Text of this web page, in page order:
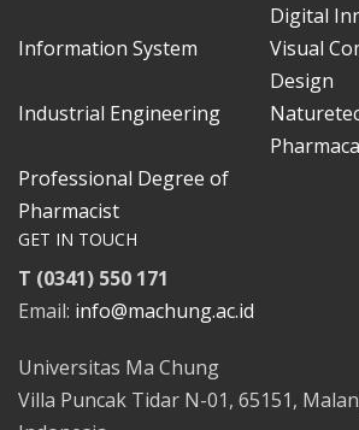
Digital
Information System
Visual
Design
Industrial Engineering
Professional Degree of
Pharmacist
GET IN TOUCH
T (0341) 550 171
Email: info@machung.ac.id
Universitas Ma Chung
Villa Puncak Tidar N-01, 65151,